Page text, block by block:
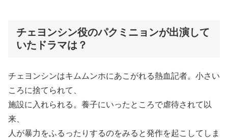
チェヨンシン役のパクミニョンが出演して
いたドラマは？
チェヨンシンはキムムンホにあこがれる熱血記者。小さい
ころに捨てられて、
施設に入れられる。養子にいったところで虐待されて以
来、
人が暴力をふるったりするのをみると発作を起こしてしま